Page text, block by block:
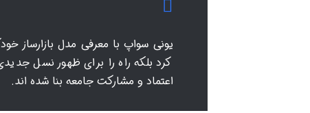
کرد بلکه راه را برای ظهور نسل
اعتماد و مشارکت جامعه بنا شده اند.